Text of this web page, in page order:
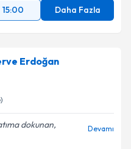
15:00 Daha Fazla
Erdoğan
dokunan,
Devamı